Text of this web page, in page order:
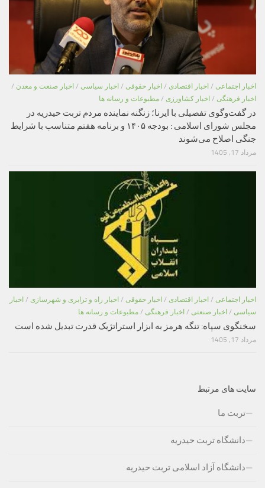
اخبار اجتماعی / اخبار اقتصادی / اخبار حقوقی / اخبار سیاسی / اخبار صنعت و معدن /
اخبار فرهنگی / اخبار کشاورزی / مطبوعات و رسانه ها
در گفت‌وگوی تفصیلی با ایرنا؛ زنگنه نماینده مردم تربت حیدریه در
مجلس شورای اسلامی : بودجه ۱۴۰۵ و برنامه هفتم متناسب با شرایط
جنگی اصلاح می‌شوند
مرداد 17, 1405
اخبار اجتماعی / اخبار اقتصادی / اخبار حقوقی / اخبار راه و ترابری و شهرسازی / اخبار
سیاسی / اخبار صنعتی / اخبار فرهنگی / مطبوعات و رسانه ها
سخنگوی سپاه: تنگه هرمز به ابزار استراتژیک قدرت تبدیل شده است
مرداد 17, 1405
سایت های مرتبط
تربت ما
دانشگاه تربت حیدریه
دانشگاه آزاد اسلامی تربت حیدریه